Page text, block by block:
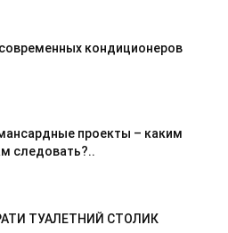
кондиционеров
проекты – каким
следовать?..
ТУАЛЕТНИЙ СТОЛИК